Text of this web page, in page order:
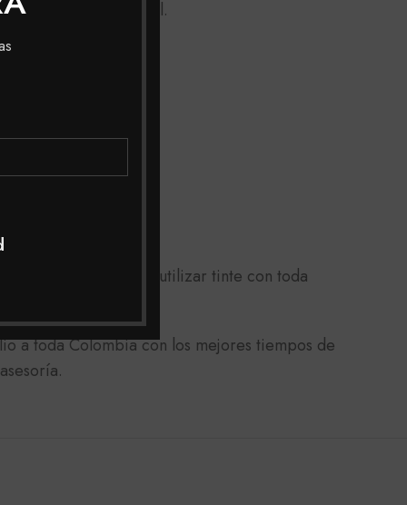
un profesional.
puedes utilizar tinte con toda
a toda Colombia con los mejores tiempos de